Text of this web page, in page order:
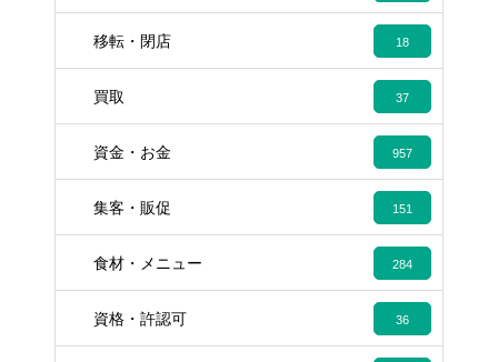
移転・閉店 18
買取 37
資金・お金 957
集客・販促 151
食材・メニュー 284
資格・許認可 36